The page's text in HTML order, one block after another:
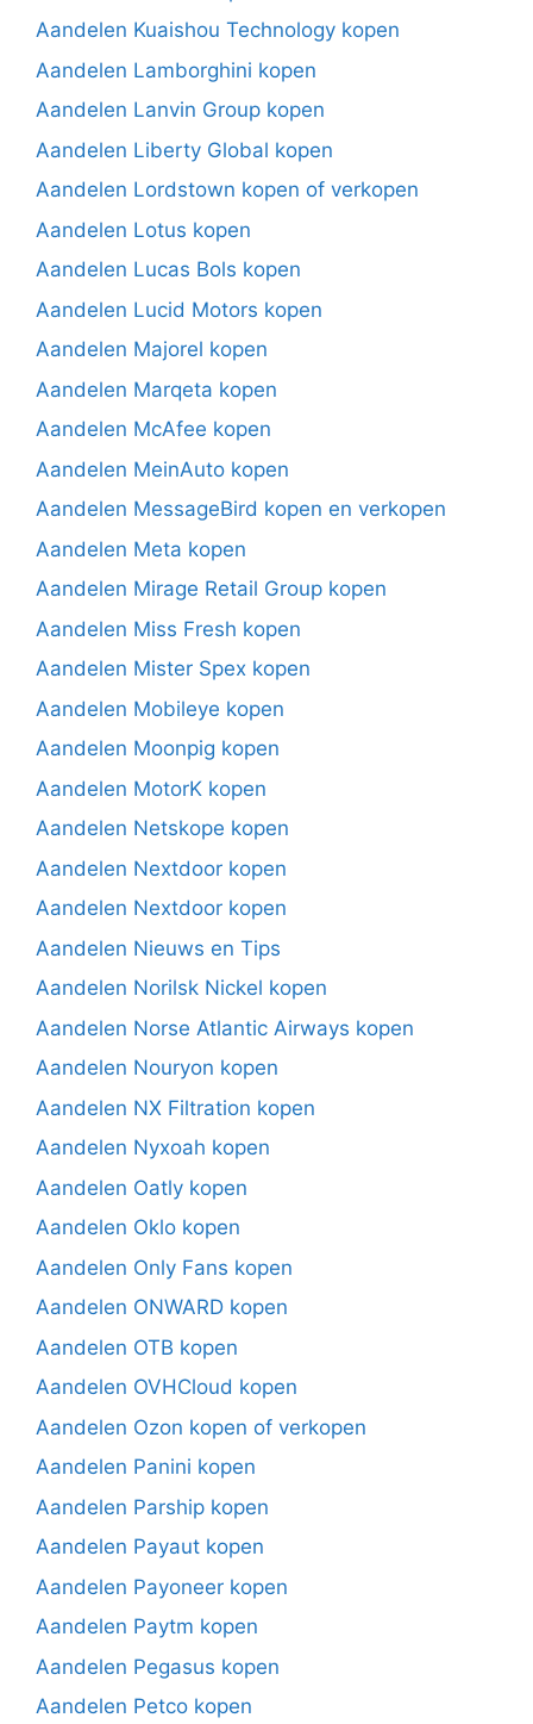
Aandelen Kuaishou Technology kopen
Aandelen Lamborghini kopen
Aandelen Lanvin Group kopen
Aandelen Liberty Global kopen
Aandelen Lordstown kopen of verkopen
Aandelen Lotus kopen
Aandelen Lucas Bols kopen
Aandelen Lucid Motors kopen
Aandelen Majorel kopen
Aandelen Marqeta kopen
Aandelen McAfee kopen
Aandelen MeinAuto kopen
Aandelen MessageBird kopen en verkopen
Aandelen Meta kopen
Aandelen Mirage Retail Group kopen
Aandelen Miss Fresh kopen
Aandelen Mister Spex kopen
Aandelen Mobileye kopen
Aandelen Moonpig kopen
Aandelen MotorK kopen
Aandelen Netskope kopen
Aandelen Nextdoor kopen
Aandelen Nextdoor kopen
Aandelen Nieuws en Tips
Aandelen Norilsk Nickel kopen
Aandelen Norse Atlantic Airways kopen
Aandelen Nouryon kopen
Aandelen NX Filtration kopen
Aandelen Nyxoah kopen
Aandelen Oatly kopen
Aandelen Oklo kopen
Aandelen Only Fans kopen
Aandelen ONWARD kopen
Aandelen OTB kopen
Aandelen OVHCloud kopen
Aandelen Ozon kopen of verkopen
Aandelen Panini kopen
Aandelen Parship kopen
Aandelen Payaut kopen
Aandelen Payoneer kopen
Aandelen Paytm kopen
Aandelen Pegasus kopen
Aandelen Petco kopen